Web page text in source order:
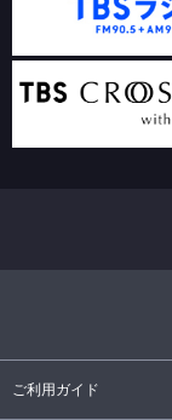
ご利用ガイド